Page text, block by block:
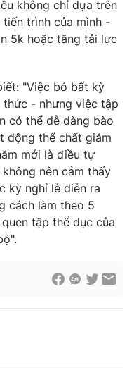
không chỉ dựa trên
trình của mình -
5k hoặc tăng tải lực
"Việc bỏ bất kỳ
- nhưng việc tập
có thể dễ dàng bào
động thể chất giảm
mới là điều tự
nên cảm thấy
kỳ nghỉ lễ diễn ra
cách làm theo 5
tập thể dục của